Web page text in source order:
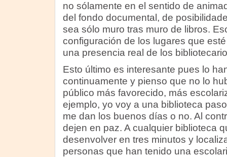
no sólamente en el sentido de
del fondo documental, de
sea sólo muro tras muro de libros.
configuración de los lugares que
una presencia real de los
Esto último es interesante pues lo
continuamente y pienso que no lo
público más favorecido, más
ejemplo, yo voy a una biblioteca
me dan los buenos días o no. Al
dejen en paz. A cualquier biblioteca
desenvolver en tres minutos y
personas que han tenido una